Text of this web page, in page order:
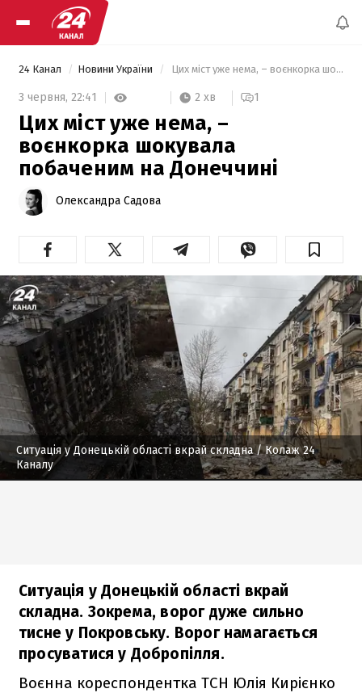
24 Канал Новини України Цих міст уже нема, – воєнкорка шокувала побаченим на Донеччині
3 червня, 22:41 2 хв 1
Цих міст уже нема, –
воєнкорка шокувала
побаченим на Донеччині
Олександра Садова
Ситуація у Донецькій області вкрай складна/ Колаж 24
Каналу
Ситуація у Донецькій області вкрай
складна. Зокрема, ворог дуже сильно
тисне у Покровську. Ворог намагається
просуватися у Добропілля.
Воєнна кореспондентка ТСН Юлія Кирієнко